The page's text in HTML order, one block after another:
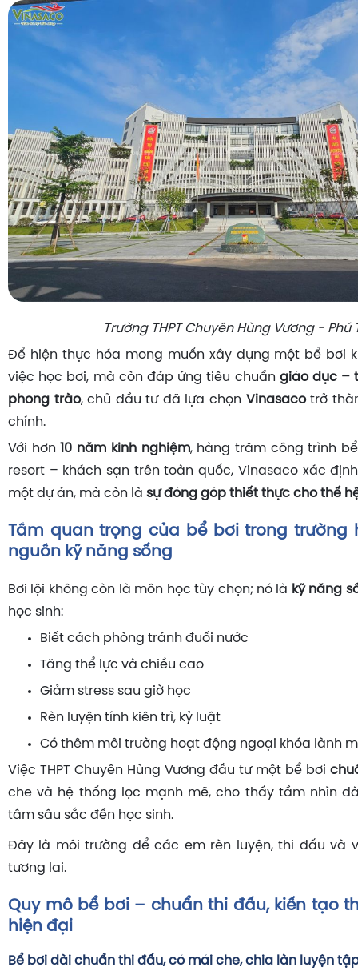
Trường THPT Chuyên Hùng Vương - Phú
Để hiện thực hóa mong muốn xây dựng một bể bơi
việc học bơi, mà còn đáp ứng tiêu chuẩn giáo dục –
phong trào, chủ đầu tư đã lựa chọn Vinasacotrở
chính.
Với hơn10 năm kinh nghiệm, hàng trăm công trình
resort – khách sạn trên toàn quốc, Vinasaco xác
một dự án, mà còn là sự đóng góp thiết thực cho thế
Tầm quan trọng của bể bơi trong trường
nguồn kỹ năng sống
Bơi lội không còn là môn học tùy chọn; nó là kỹ năng
học sinh:
Biết cách phòng tránh đuối nước
Tăng thể lực và chiều cao
Giảm stress sau giờ học
Rèn luyện tính kiên trì, kỷ luật
Có thêm môi trường hoạt động ngoại khóa lành
Việc THPT Chuyên Hùng Vương đầu tư một bể bơi
che và hệ thống lọc mạnh mẽ, cho thấy tầm nhìn
tâm sâu sắc đến học sinh.
Đây là môi trường để các em rèn luyện, thi đấu và
tương lai.
Quy mô bể bơi – chuẩn thi đấu, kiến tạo
hiện đại
Bể bơi dài chuẩn thi đấu, có mái che, chia làn luyện